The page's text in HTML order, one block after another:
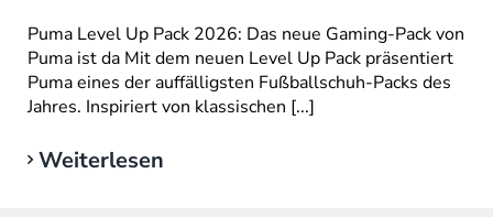
Puma Level Up Pack 2026: Das neue Gaming-Pack von
Puma ist da Mit dem neuen Level Up Pack präsentiert
Puma eines der auffälligsten Fußballschuh-Packs des
Jahres. Inspiriert von klassischen [...]
Weiterlesen